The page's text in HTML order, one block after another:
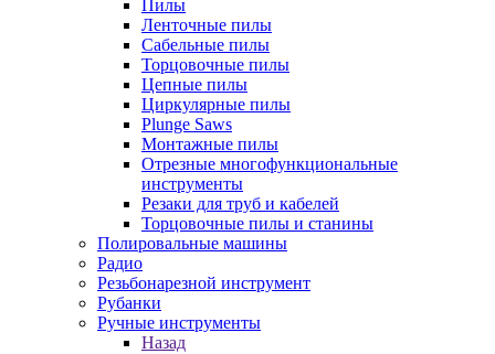
Пилы
Ленточные пилы
Сабельные пилы
Торцовочные пилы
Цепные пилы
Циркулярные пилы
Plunge Saws
Монтажные пилы
Отрезные многофункциональные
инструменты
Резаки для труб и кабелей
Торцовочные пилы и станины
Полировальные машины
Радио
Резьбонарезной инструмент
Рубанки
Ручные инструменты
Назад